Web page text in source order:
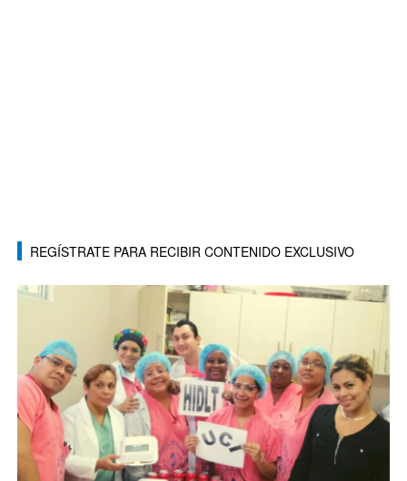
REGÍSTRATE PARA RECIBIR CONTENIDO EXCLUSIVO